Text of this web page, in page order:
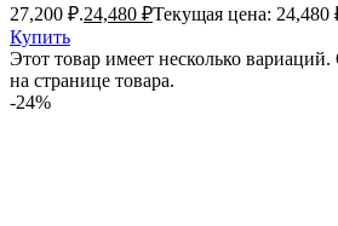
27,200 ₽.24,480 ₽Текущая цена: 24,480
Купить
Этот товар имеет несколько
на странице товара.
-24%